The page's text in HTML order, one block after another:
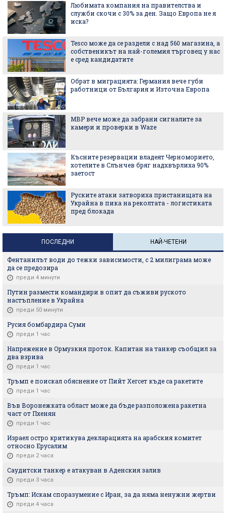
Любимата компания на правителства и
служби скочи с 30% за ден. Защо Европа не я
иска?
Tesco може да се раздели с над 560 магазина, а
собственикът на най-големия търговец у нас
е сред кандидатите
Обрат в миграцията: Германия вече губи
работници от България и Източна Европа
МВР вече може да забрани сигналите за
камери и проверки в Waze
Късните резервации владеят Черноморието,
хотелите в Слънчев бряг надхвърлиха 90%
заетост
Руските атаки затвориха пристанищата на
Украйна в пика на реколтата - логистиката
пред блокада
ПОСЛЕДНИ НАЙ-ЧЕТЕНИ
Фентанилът води до тежки зависимости, с 2 милиграма може
да се предозира
преди 4 минути
Путин размести командири в опит да съживи руското
настъпление в Украйна
преди 50 минути
Русия бомбардира Суми
преди 1 час
Напрежение в Ормузкия проток. Капитан на танкер съобщил за
два взрива
преди 1 час
Тръмп е поискал обяснение от Пийт Хегсет къде са ракетите
преди 1 час
Във Воронежката област може да бъде разположена ракетна
част от Пхенян
преди 1 час
Израел остро критикува декларацията на арабския комитет
относно Ерусалим
преди 2 часа
Саудитски танкер е атакуван в Аденския залив
преди 3 часа
Тръмп: Искам споразумение с Иран, за да няма ненужни жертви
преди 4 часа